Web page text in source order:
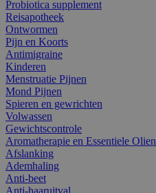
Probiotica supplement
Reisapotheek
Ontwormen
Pijn en Koorts
Antimigraine
Kinderen
Menstruatie Pijnen
Mond Pijnen
Spieren en gewrichten
Volwassen
Gewichtscontrole
Aromatherapie en Essentiele Olien
Afslanking
Ademhaling
Anti-beet
Anti-haaruitval